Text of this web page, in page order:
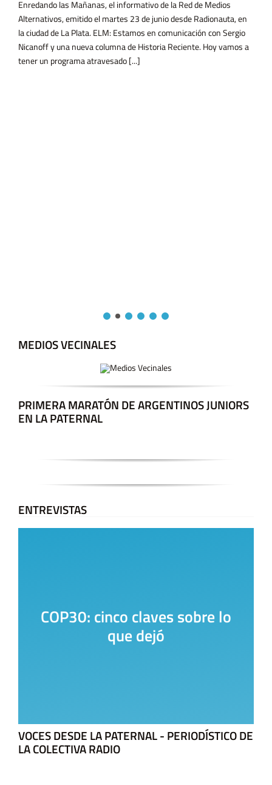
Enredando las Mañanas, el informativo de la Red de Medios
Alternativos, emitido el martes 23 de junio desde Radionauta, en
la ciudad de La Plata. ELM: Estamos en comunicación con Sergio
Nicanoff y una nueva columna de Historia Reciente. Hoy vamos a
tener un programa atravesado [...]
MEDIOS VECINALES
PRIMERA MARATÓN DE ARGENTINOS JUNIORS
EN LA PATERNAL
ENTREVISTAS
La Casa del Encuentro
VOCES DESDE LA PATERNAL - PERIODÍSTICO DE
LA COLECTIVA RADIO